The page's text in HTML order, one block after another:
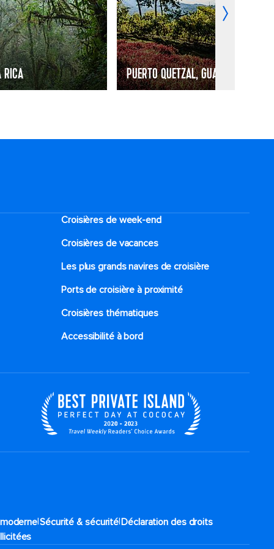
RICA PUERTO QUETZAL, GUATEMALA
Croisières de week-end
Croisières de vacances
Les plus grands navires de croisière
Ports de croisière à proximité
Croisières thématiques
Accessibilité à bord​
|Sécurité & sécurité|Déclaration des droits